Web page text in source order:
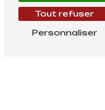
Tout refuser
Personnaliser